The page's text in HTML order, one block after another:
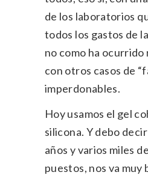
de los laboratorios
todos los gastos de
no como ha
con otros casos de
imperdonables.
Hoy usamos el gel
silicona. Y debo
años y varios miles
puestos, nos va muy